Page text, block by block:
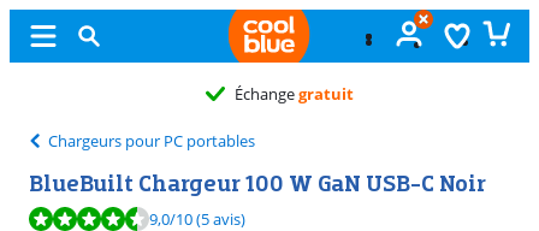
Échangegratuit
Chargeurs pour PC portables
BlueBuilt Chargeur 100 W GaN USB-C Noir
La note est de 9,0 sur 10, basée sur 5 avis.
9,0/10(5 avis)